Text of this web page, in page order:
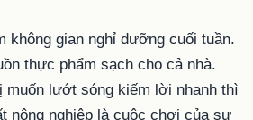
không gian nghỉ dưỡng cuối tuần.
thực phẩm sạch cho cả nhà.
muốn lướt sóng kiếm lời nhanh thì
nông nghiệp là cuộc chơi của sự